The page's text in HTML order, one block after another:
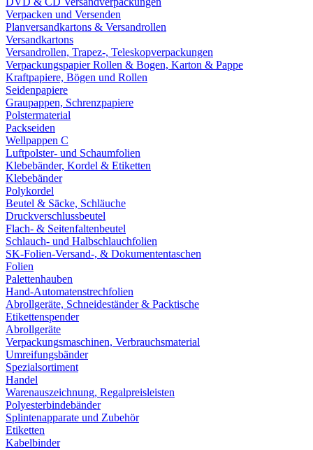
Verpacken und Versenden
Planversandkartons & Versandrollen
Versandkartons
Versandrollen, Trapez-, Teleskopverpackungen
Verpackungspapier Rollen & Bogen, Karton & Pappe
Kraftpapiere, Bögen und Rollen
Seidenpapiere
Graupappen, Schrenzpapiere
Polstermaterial
Packseiden
Wellpappen C
Luftpolster- und Schaumfolien
Klebebänder, Kordel & Etiketten
Klebebänder
Polykordel
Beutel & Säcke, Schläuche
Druckverschlussbeutel
Flach- & Seitenfaltenbeutel
Schlauch- und Halbschlauchfolien
SK-Folien-Versand-, & Dokumententaschen
Folien
Palettenhauben
Hand-Automatenstrechfolien
Abrollgeräte, Schneideständer & Packtische
Etikettenspender
Abrollgeräte
Verpackungsmaschinen, Verbrauchsmaterial
Umreifungsbänder
Spezialsortiment
Handel
Warenauszeichnung, Regalpreisleisten
Polyesterbindebänder
Splintenapparate und Zubehör
Etiketten
Kabelbinder